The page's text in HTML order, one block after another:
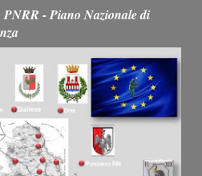
- Piano Nazionale di